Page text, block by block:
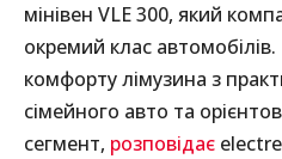
мінівен VLE 300, який
окремий клас
комфорту лімузина з
сімейного авто та
сегмент, розповідає